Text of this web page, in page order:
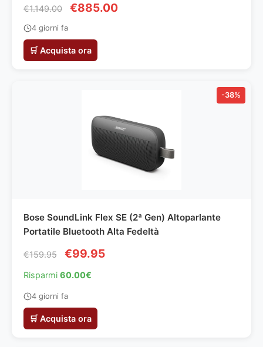
Contour Design,PACCHETTO INTRATTENIMENTO,
2025
€1.149.00 €885.00
4 giorni fa
🛒 Acquista ora
-38%
Bose SoundLink Flex SE (2ª Gen) Altoparlante
Portatile Bluetooth Alta Fedeltà
€159.95 €99.95
Risparmi 60.00€
4 giorni fa
🛒 Acquista ora